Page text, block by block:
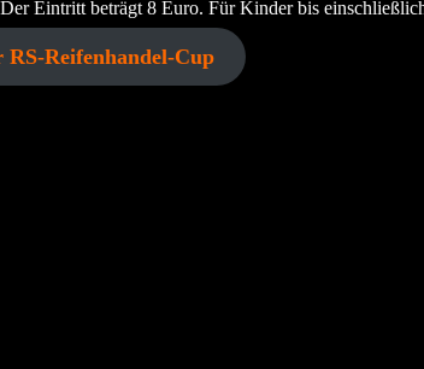
Eintritt beträgt 8 Euro. Für Kinder bis
RS-Reifenhandel-Cup